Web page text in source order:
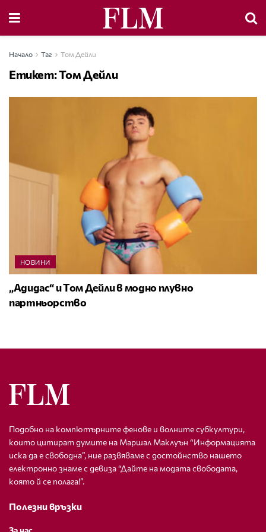
Начало Таг Том Дейли
Етикет:Том Дейли
НОВИНИ
„Адидас“ и Том Дейли в модно плувно
партньорство
Подобно на компютърните фенове и волните субкултури,
които цитират думите на Маршал Маклуън “Информацията
иска да е свободна”, ние развяваме с достойнство нашето
електронно знаме с девиза “Дайте на модата свободата,
която й се полага!”.
Полезни връзки
За нас